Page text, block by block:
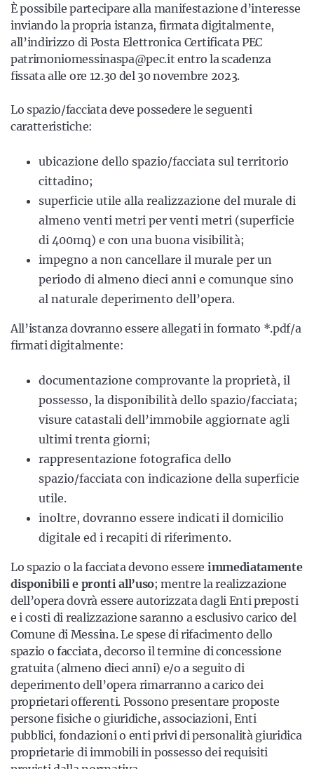
È possibile partecipare alla manifestazione d’interesse
inviando la propria istanza, firmata digitalmente,
all’indirizzo di Posta Elettronica Certificata PEC
patrimoniomessinaspa@pec.it entro la scadenza
fissata alle ore 12.30 del 30 novembre 2023.
Lo spazio/facciata deve possedere le seguenti
caratteristiche:
ubicazione dello spazio/facciata sul territorio
cittadino;
superficie utile alla realizzazione del murale di
almeno venti metri per venti metri (superficie
di 400mq) e con una buona visibilità;
impegno a non cancellare il murale per un
periodo di almeno dieci anni e comunque sino
al naturale deperimento dell’opera.
All’istanza dovranno essere allegati in formato *.pdf/a
firmati digitalmente:
documentazione comprovante la proprietà, il
possesso, la disponibilità dello spazio/facciata;
visure catastali dell’immobile aggiornate agli
ultimi trenta giorni;
rappresentazione fotografica dello
spazio/facciata con indicazione della superficie
utile.
inoltre, dovranno essere indicati il domicilio
digitale ed i recapiti di riferimento.
Lo spazio o la facciata devono essere immediatamente
disponibili e pronti all’uso; mentre la realizzazione
dell’opera dovrà essere autorizzata dagli Enti preposti
e i costi di realizzazione saranno a esclusivo carico del
Comune di Messina. Le spese di rifacimento dello
spazio o facciata, decorso il termine di concessione
gratuita (almeno dieci anni) e/o a seguito di
deperimento dell’opera rimarranno a carico dei
proprietari offerenti. Possono presentare proposte
persone fisiche o giuridiche, associazioni, Enti
pubblici, fondazioni o enti privi di personalità giuridica
proprietarie di immobili in possesso dei requisiti